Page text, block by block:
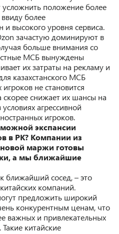
положение более
более
высокого уровня сервиса.
зачастую доминируют в
больше внимания со
МСБ вынуждены
их затраты на рекламу и
казахстанского МСБ
не становится
снижает их шансы на
агрессивной
игроков.
экспансии
в РК? Компании из
маржи готовы
а мы ближайшие
ближайший сосед, – это
компаний.
предложить широкий
конкурентным ценам, что
важных и привлекательных
китайские